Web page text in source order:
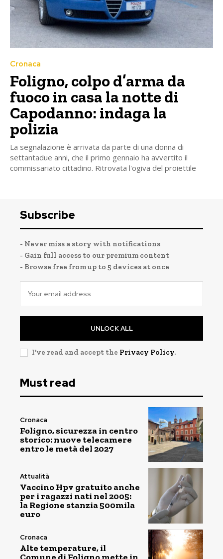
Cronaca
Foligno, colpo d’arma da
fuoco in casa la notte di
Capodanno: indaga la
polizia
La segnalazione è arrivata da parte di una donna di
settantadue anni, che il primo gennaio ha avvertito il
commissariato cittadino. Ritrovata l'ogiva del proiettile
Subscribe
- Never miss a story with notifications
- Gain full access to our premium content
- Browse free from up to 5 devices at once
UNLOCK ALL
I've read and accept the Privacy Policy.
Must read
Cronaca
Foligno, sicurezza in centro
storico: nuove telecamere
entro le metà del 2027
Attualità
Vaccino Hpv gratuito anche
per i ragazzi nati nel 2005:
la Regione stanzia 500mila
euro
Cronaca
Alte temperature, il